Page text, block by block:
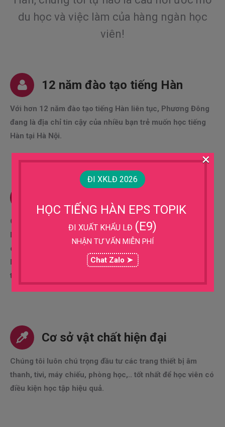
du học và việc làm của hàng ngàn học
viên!
12 năm đào tạo tiếng Hàn
Với hơn 12 năm đào tạo tiếng Hàn liên tục, Phương Đông
đang là địa chỉ tin cậy của nhiều bạn trẻ muốn học tiếng
Hàn tại Hà Nội.
Chất lượng là yếu tố đầu tiên mà Trung tâm tiếng Hàn
Phương Đông quan tâm, do vậy đội ngũ giáo viên giảng
dạy tiếng Hàn của chúng tôi luôn được tuyển chọn kỹ
lưỡng. Các giáo viên giảng dạy là người có trình độ cao,
tâm huyết với nghề.
Cơ sở vật chất hiện đại
Chúng tôi luôn chú trọng đầu tư các trang thiết bị âm
thanh, tivi, máy chiếu, phòng học,.. tốt nhất để học viên có
điều kiện học tập hiệu quả.
ĐI XKLĐ 2026
HỌC TIẾNG HÀN EPS TOPIK
ĐI XUẤT KHẨU LĐ (E9)
NHẬN TƯ VẤN MIỄN PHÍ
Chat Zalo ➤
×